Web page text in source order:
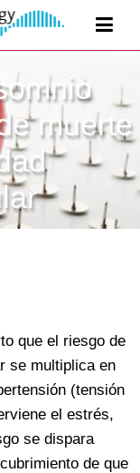
muerte
que el riesgo de
se multiplica en
(tensión
el estrés,
se dispara
de que